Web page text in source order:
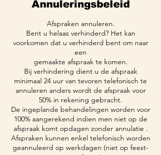
Annuleringsbeleid
Afspraken annuleren.
Bent u helaas verhinderd? Het kan
voorkomen dat u verhinderd bent om naar
een
gemaakte afspraak te komen.
Bij verhindering dient u de afspraak
minimaal 24 uur van tevoren telefonisch te
annuleren anders wordt de afspraak voor
50% in rekening gebracht.
De ingeplande behandelingen worden voor
100% aangerekend indien men niet op de
afspraak komt opdagen zonder annulatie .
Afspraken kunnen enkel telefonisch worden
geannuleerd op werkdagen (niet op feest-